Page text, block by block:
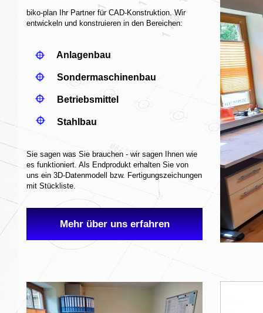
biko-plan Ihr Partner für CAD-Konstruktion. Wir
entwickeln und konstruieren in den Bereichen:
Anlagenbau
Sondermaschinenbau
Betriebsmittel
Stahlbau
Sie sagen was Sie brauchen - wir sagen Ihnen wie
es funktioniert. Als Endprodukt erhalten Sie von
uns ein 3D-Datenmodell bzw. Fertigungszeichungen
mit Stückliste.
Mehr über uns erfahren